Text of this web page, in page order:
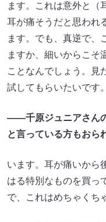
ます。これは意外と（
耳が痛そうだと思われ
ます。でも、真逆で、
ますか、細いからこそ
ことなんでしょう。見
試してもらいたいです。
――千原ジュニアさん
と言っている方もおら
います。耳が痛いから
はる特別なものを買っ
で、これはめちゃくち